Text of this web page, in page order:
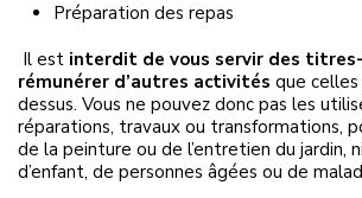
Préparation des repas
Il est interdit de vous servir des
rémunérer d’autres activités que
dessus. Vous ne pouvez donc pas les
réparations, travaux ou transformations,
de la peinture ou de l’entretien du jardin,
d’enfant, de personnes âgées ou de